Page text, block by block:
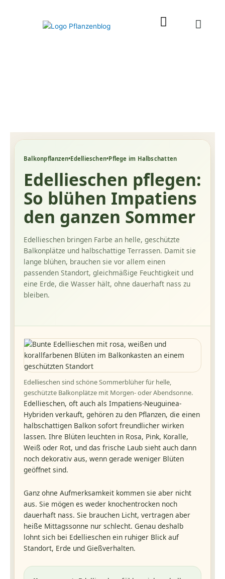
Balkonpflanzen•Edellieschen•Pflege im Halbschatten
Edellieschen pflegen:
So blühen Impatiens
den ganzen Sommer
Edellieschen bringen Farbe an helle, geschützte
Balkonplätze und halbschattige Terrassen. Damit sie
lange blühen, brauchen sie vor allem einen
passenden Standort, gleichmäßige Feuchtigkeit und
eine Erde, die Wasser hält, ohne dauerhaft nass zu
bleiben.
Edellieschen sind schöne Sommerblüher für helle,
geschützte Balkonplätze mit Morgen- oder Abendsonne.
Edellieschen, oft auch als Impatiens-Neuguinea-
Hybriden verkauft, gehören zu den Pflanzen, die einen
halbschattigen Balkon sofort freundlicher wirken
lassen. Ihre Blüten leuchten in Rosa, Pink, Koralle,
Weiß oder Rot, und das frische Laub sieht auch dann
noch dekorativ aus, wenn gerade weniger Blüten
geöffnet sind.
Ganz ohne Aufmerksamkeit kommen sie aber nicht
aus. Sie mögen es weder knochentrocken noch
dauerhaft nass. Sie brauchen Licht, vertragen aber
heiße Mittagssonne nur schlecht. Genau deshalb
lohnt sich bei Edellieschen ein ruhiger Blick auf
Standort, Erde und Gießverhalten.